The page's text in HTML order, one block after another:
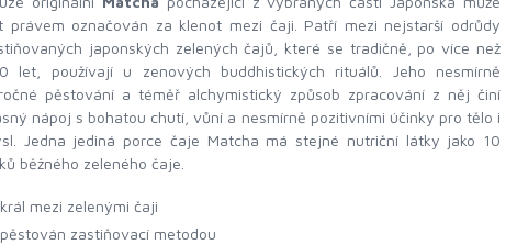
právem označován za klenot mezi čaji. Patří mezi nejstarší odrůdy
japonských zelených čajů, které se tradičně, po více než
let, používají u zenových buddhistických rituálů. Jeho nesmírně
pěstování a téměř alchymistický způsob zpracování z něj činí
nápoj s bohatou chutí, vůní a nesmírně pozitivními účinky pro tělo i
Jedna jediná porce čaje Matcha má stejné nutriční látky jako 10
běžného zeleného čaje.
král mezi zelenými čaji
pěstován zastiňovací metodou